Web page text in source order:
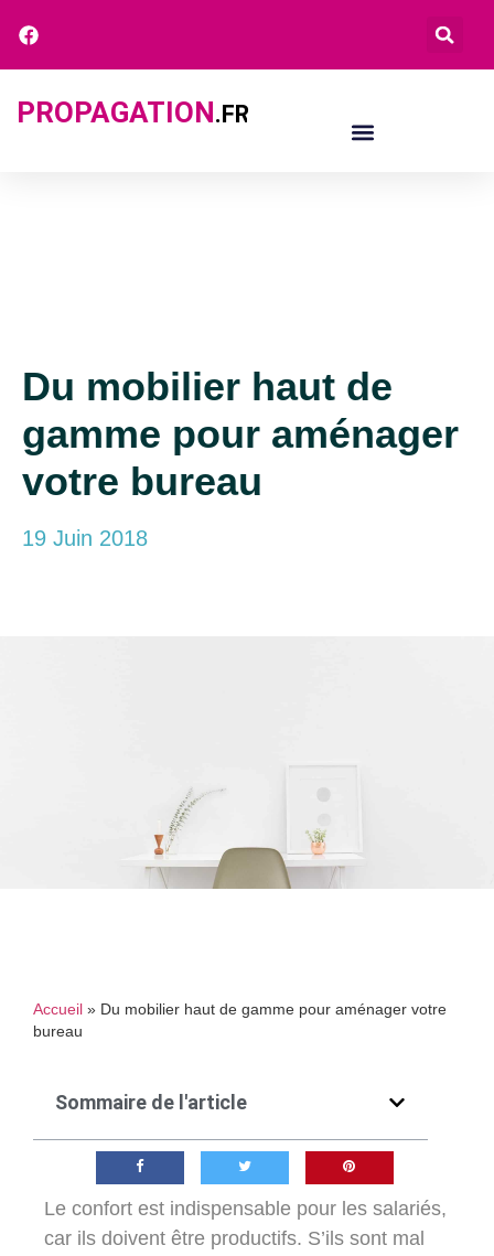
PROPAGATION.FR
Du mobilier haut de
gamme pour aménager
votre bureau
19 Juin 2018
Accueil » Du mobilier haut de gamme pour aménager votre
bureau
Sommaire de l'article
Le confort est indispensable pour les salariés,
car ils doivent être productifs. S’ils sont mal